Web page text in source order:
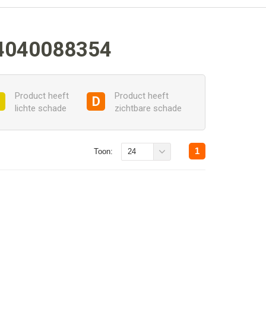
Product heeft
lichte schade
D
Product heeft
zichtbare schade
1
Toon: 24